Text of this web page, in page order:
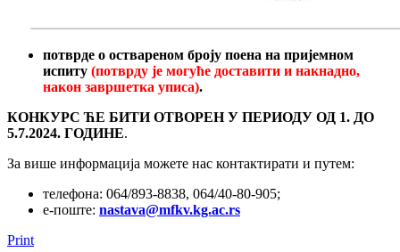
потврде о оствареном броју поена на пријемном
испиту (потврду је могуће доставити и накнадно,
након завршетка уписа).
КОНКУРС ЋЕ БИТИ ОТВОРЕН У ПЕРИОДУ ОД 1. ДО
5.7.2024. ГОДИНЕ.
За више информација можете нас контактирати и путем:
телефона: 064/893-8838, 064/40-80-905;
е-поште: nastava@mfkv.kg.ac.rs
Print